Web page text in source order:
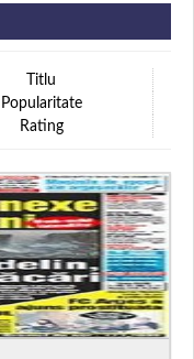
Titlu
Popularitate
Rating